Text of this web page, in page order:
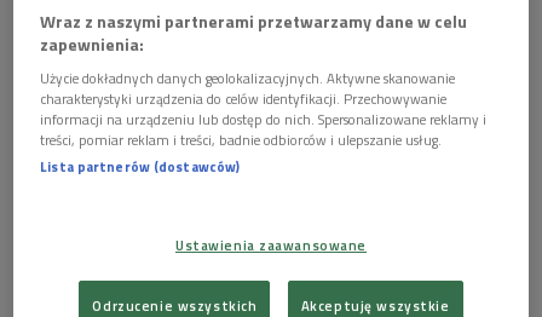
"Prorok"
młodego, francuskiego Araba, który wpada w bardzo
brutalny, więzienny świat.
Wraz z naszymi partnerami przetwarzamy dane w celu
zapewnienia:
Użycie dokładnych danych geolokalizacyjnych. Aktywne skanowanie
charakterystyki urządzenia do celów identyfikacji. Przechowywanie
informacji na urządzeniu lub dostęp do nich. Spersonalizowane reklamy i
treści, pomiar reklam i treści, badnie odbiorców i ulepszanie usług.
Lista partnerów (dostawców)
Ustawienia zaawansowane
Odrzucenie wszystkich Akceptuję wszystkie